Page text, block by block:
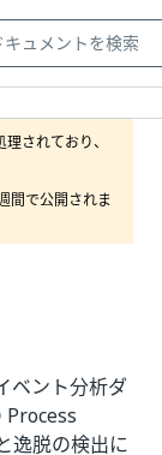
されており、
間で公開されま
ベント分析ダ
逸脱の検出に